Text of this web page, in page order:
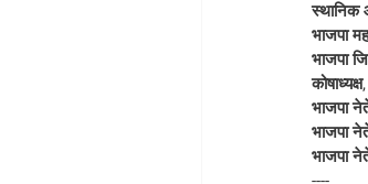
स्थानिक
भाजपा
भाजपा
भाजपा
भाजपा
भाजपा